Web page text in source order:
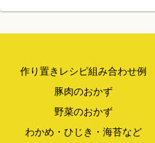
作り置きレシピ組み合わせ例
豚肉のおかず
野菜のおかず
わかめ・ひじき・海苔など